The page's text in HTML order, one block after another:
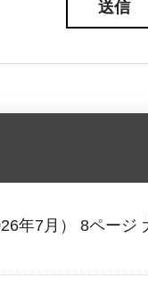
年7月） 8ページ